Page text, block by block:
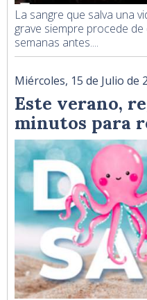
La sangre que salva una
grave siempre procede
semanas antes....
Miércoles, 15 de Julio de
Este verano,
minutos para